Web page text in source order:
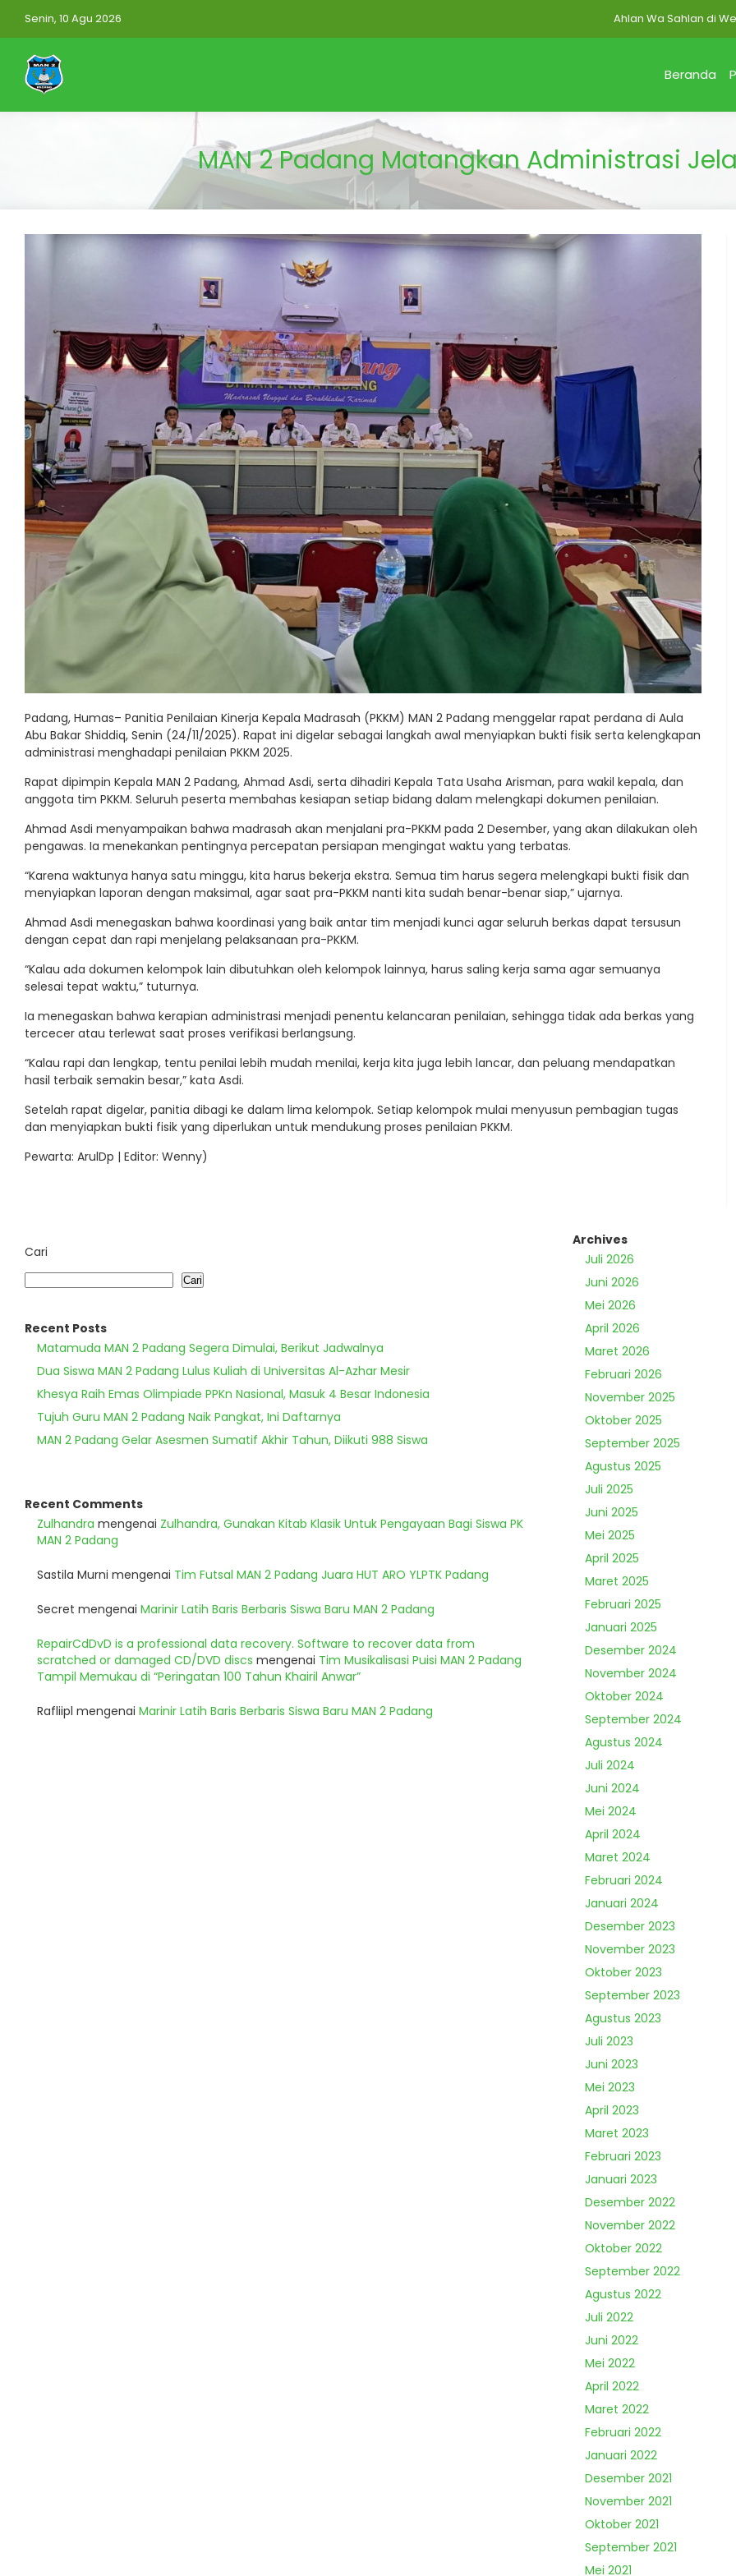
Senin, 10 Agu 2026 Ahlan Wa Sahlan di Website
Beranda
MAN 2 Padang Matangkan Administrasi
Padang, Humas– Panitia Penilaian Kinerja Kepala Madrasah (PKKM) MAN 2 Padang menggelar rapat perdana di Aula
Abu Bakar Shiddiq, Senin (24/11/2025). Rapat ini digelar sebagai langkah awal menyiapkan bukti fisik serta kelengkapan
administrasi menghadapi penilaian PKKM 2025.
Rapat dipimpin Kepala MAN 2 Padang, Ahmad Asdi, serta dihadiri Kepala Tata Usaha Arisman, para wakil kepala, dan
anggota tim PKKM. Seluruh peserta membahas kesiapan setiap bidang dalam melengkapi dokumen penilaian.
Ahmad Asdi menyampaikan bahwa madrasah akan menjalani pra-PKKM pada 2 Desember, yang akan dilakukan oleh
pengawas. Ia menekankan pentingnya percepatan persiapan mengingat waktu yang terbatas.
“Karena waktunya hanya satu minggu, kita harus bekerja ekstra. Semua tim harus segera melengkapi bukti fisik dan
menyiapkan laporan dengan maksimal, agar saat pra-PKKM nanti kita sudah benar-benar siap,” ujarnya.
Ahmad Asdi menegaskan bahwa koordinasi yang baik antar tim menjadi kunci agar seluruh berkas dapat tersusun
dengan cepat dan rapi menjelang pelaksanaan pra-PKKM.
“Kalau ada dokumen kelompok lain dibutuhkan oleh kelompok lainnya, harus saling kerja sama agar semuanya
selesai tepat waktu,” tuturnya.
Ia menegaskan bahwa kerapian administrasi menjadi penentu kelancaran penilaian, sehingga tidak ada berkas yang
tercecer atau terlewat saat proses verifikasi berlangsung.
“Kalau rapi dan lengkap, tentu penilai lebih mudah menilai, kerja kita juga lebih lancar, dan peluang mendapatkan
hasil terbaik semakin besar,” kata Asdi.
Setelah rapat digelar, panitia dibagi ke dalam lima kelompok. Setiap kelompok mulai menyusun pembagian tugas
dan menyiapkan bukti fisik yang diperlukan untuk mendukung proses penilaian PKKM.
Pewarta: ArulDp | Editor: Wenny)
Cari
Cari
Recent Posts
Matamuda MAN 2 Padang Segera Dimulai, Berikut Jadwalnya
Dua Siswa MAN 2 Padang Lulus Kuliah di Universitas Al-Azhar Mesir
Khesya Raih Emas Olimpiade PPKn Nasional, Masuk 4 Besar Indonesia
Tujuh Guru MAN 2 Padang Naik Pangkat, Ini Daftarnya
MAN 2 Padang Gelar Asesmen Sumatif Akhir Tahun, Diikuti 988 Siswa
Recent Comments
Zulhandra mengenai Zulhandra, Gunakan Kitab Klasik Untuk Pengayaan Bagi Siswa PK
MAN 2 Padang
Sastila Murni mengenai Tim Futsal MAN 2 Padang Juara HUT ARO YLPTK Padang
Secret mengenai Marinir Latih Baris Berbaris Siswa Baru MAN 2 Padang
RepairCdDvD is a professional data recovery. Software to recover data from
scratched or damaged CD/DVD discs mengenai Tim Musikalisasi Puisi MAN 2 Padang
Tampil Memukau di “Peringatan 100 Tahun Khairil Anwar”
Rafliipl mengenai Marinir Latih Baris Berbaris Siswa Baru MAN 2 Padang
Archives
Juli 2026
Juni 2026
Mei 2026
April 2026
Maret 2026
Februari 2026
November 2025
Oktober 2025
September 2025
Agustus 2025
Juli 2025
Juni 2025
Mei 2025
April 2025
Maret 2025
Februari 2025
Januari 2025
Desember 2024
November 2024
Oktober 2024
September 2024
Agustus 2024
Juli 2024
Juni 2024
Mei 2024
April 2024
Maret 2024
Februari 2024
Januari 2024
Desember 2023
November 2023
Oktober 2023
September 2023
Agustus 2023
Juli 2023
Juni 2023
Mei 2023
April 2023
Maret 2023
Februari 2023
Januari 2023
Desember 2022
November 2022
Oktober 2022
September 2022
Agustus 2022
Juli 2022
Juni 2022
Mei 2022
April 2022
Maret 2022
Februari 2022
Januari 2022
Desember 2021
November 2021
Oktober 2021
September 2021
Mei 2021